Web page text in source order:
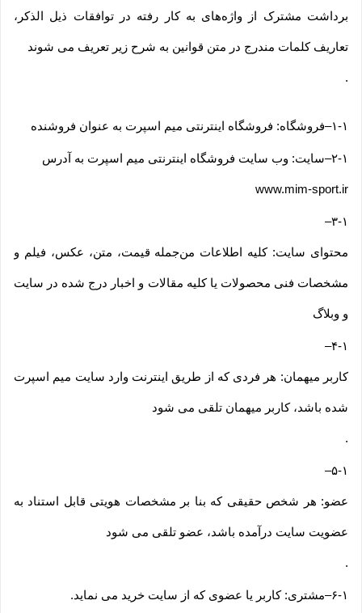
برداشت مشترک از واژه‌های به کار رفته در توافقات ذیل الذکر،
تعاریف کلمات مندرج در متن قوانین به شرح زیر تعریف می شوند
.
۱-۱–فروشگاه: فروشگاه اینترنتی میم اسپرت به عنوان فروشنده
۲-۱–سایت: وب سایت فروشگاه اینترنتی میم اسپرت به آدرس
www.mim-sport.ir
۳-۱–
محتوای سایت: کلیه اطلاعات من‌جمله قیمت، متن، عکس، فیلم و
مشخصات فنی محصولات یا کلیه مقالات و اخبار درج شده در سایت
و وبلاگ
۴-۱–
کاربر میهمان: هر فردی که از طریق اینترنت وارد سایت میم اسپرت
شده باشد، کاربر میهمان تلقی می شود
.
۵-۱–
عضو: هر شخص حقیقی که بنا بر مشخصات هویتی قابل استناد به
عضویت سایت درآمده باشد، عضو تلقی می شود
.
۶-۱–مشتری: کاربر یا عضوی که از سایت خرید می نماید.